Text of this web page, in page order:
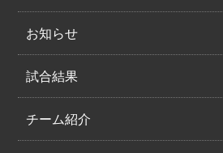
お知らせ
試合結果
チーム紹介